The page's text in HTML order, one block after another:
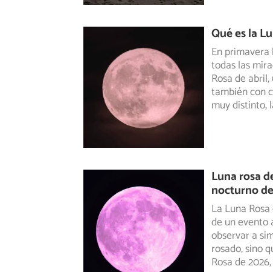
Qué es la
En
todas las
Rosade
también con
muy distinto,
Luna rosa
nocturno
La Luna
de un evento
observar a
rosado, sino
Rosa de